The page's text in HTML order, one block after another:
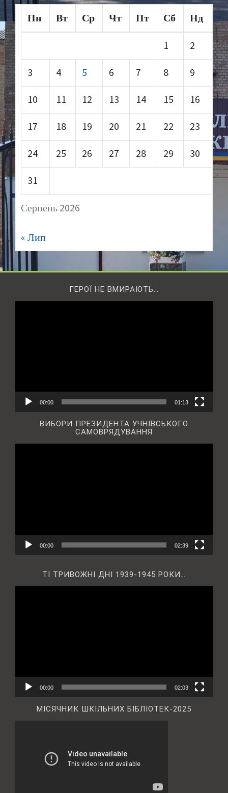
Серпень 2026
Пн Вт Ср Чт Пт Сб Нд
1 2
3 4 5 6 7 8 9
10 11 12 13 14 15 16
17 18 19 20 21 22 23
24 25 26 27 28 29 30
31
« Лип
ГЕРОЇ НЕ ВМИРАЮТЬ…
00:00 01:13
ВИБОРИ ПРЕЗИДЕНТА УЧНІВСЬКОГО
САМОВРЯДУВАННЯ
00:00 02:39
ТІ ТРИВОЖНІ ДНІ 1939-1945 РОКИ…
00:00 02:03
МІСЯЧНИК ШКІЛЬНИХ БІБЛІОТЕК-2025